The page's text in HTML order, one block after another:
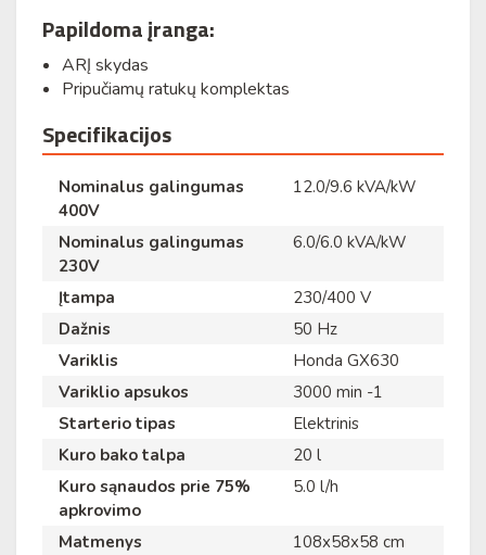
Papildoma įranga:
ARĮ skydas
Pripučiamų ratukų komplektas
Specifikacijos
Nominalus galingumas
400V
12.0/9.6 kVA/kW
Nominalus galingumas
230V
6.0/6.0 kVA/kW
Įtampa
230/400 V
Dažnis
50 Hz
Variklis
Honda GX630
Variklio apsukos
3000 min -1
Starterio tipas
Elektrinis
Kuro bako talpa
20 l
Kuro sąnaudos prie 75%
apkrovimo
5.0 l/h
Matmenys
108x58x58 cm